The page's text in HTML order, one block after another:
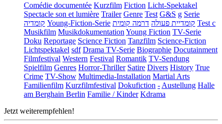
Comédie documentée Kurzfilm Fiction Licht-Spektakel
Spectacle son et lumière Trailer Genre Test G&S g Serie
קומדיה Young-Fiction-Serie קומדיית פעולה דרמה קומית
Test c
Musikfilm Musikdokumentation Young Fiction TV-Serie
Doku Reportage Science Fiction Tanzfilm Science-Fiction
Lichtspektakel sdf Drama TV-Serie Biographie Docutainment
Filmfestival Western Festival Romantik TV-Sendung
Spielfilm Genres Horror-Thriller Satire Divers History True
Crime TV-Show Multimedia-Installation Martial Arts
Familienfilm Kurzfilmfestival Dokufiction - Austellung Halle
am Berghain Berlin Familie / Kinder Kdrama
Jetzt weiterempfehlen!